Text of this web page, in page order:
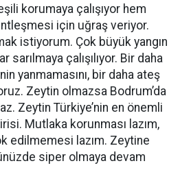
korumaya çalışıyor hem
için uğraş veriyor.
istiyorum. Çok büyük yangın
sarılmaya çalışılıyor. Bir daha
yanmamasını, bir daha ateş
Zeytin olmazsa Bodrum’da
Zeytin Türkiye’nin en önemli
Mutlaka korunması lazım,
edilmemesi lazım. Zeytine
siper olmaya devam